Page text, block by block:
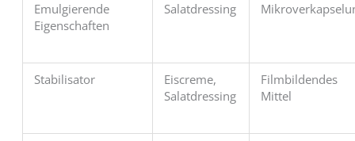
Emulgierende
Eigenschaften
Salatdressing
Stabilisator
Eiscreme,
Salatdressing
Filmbildendes
Mittel